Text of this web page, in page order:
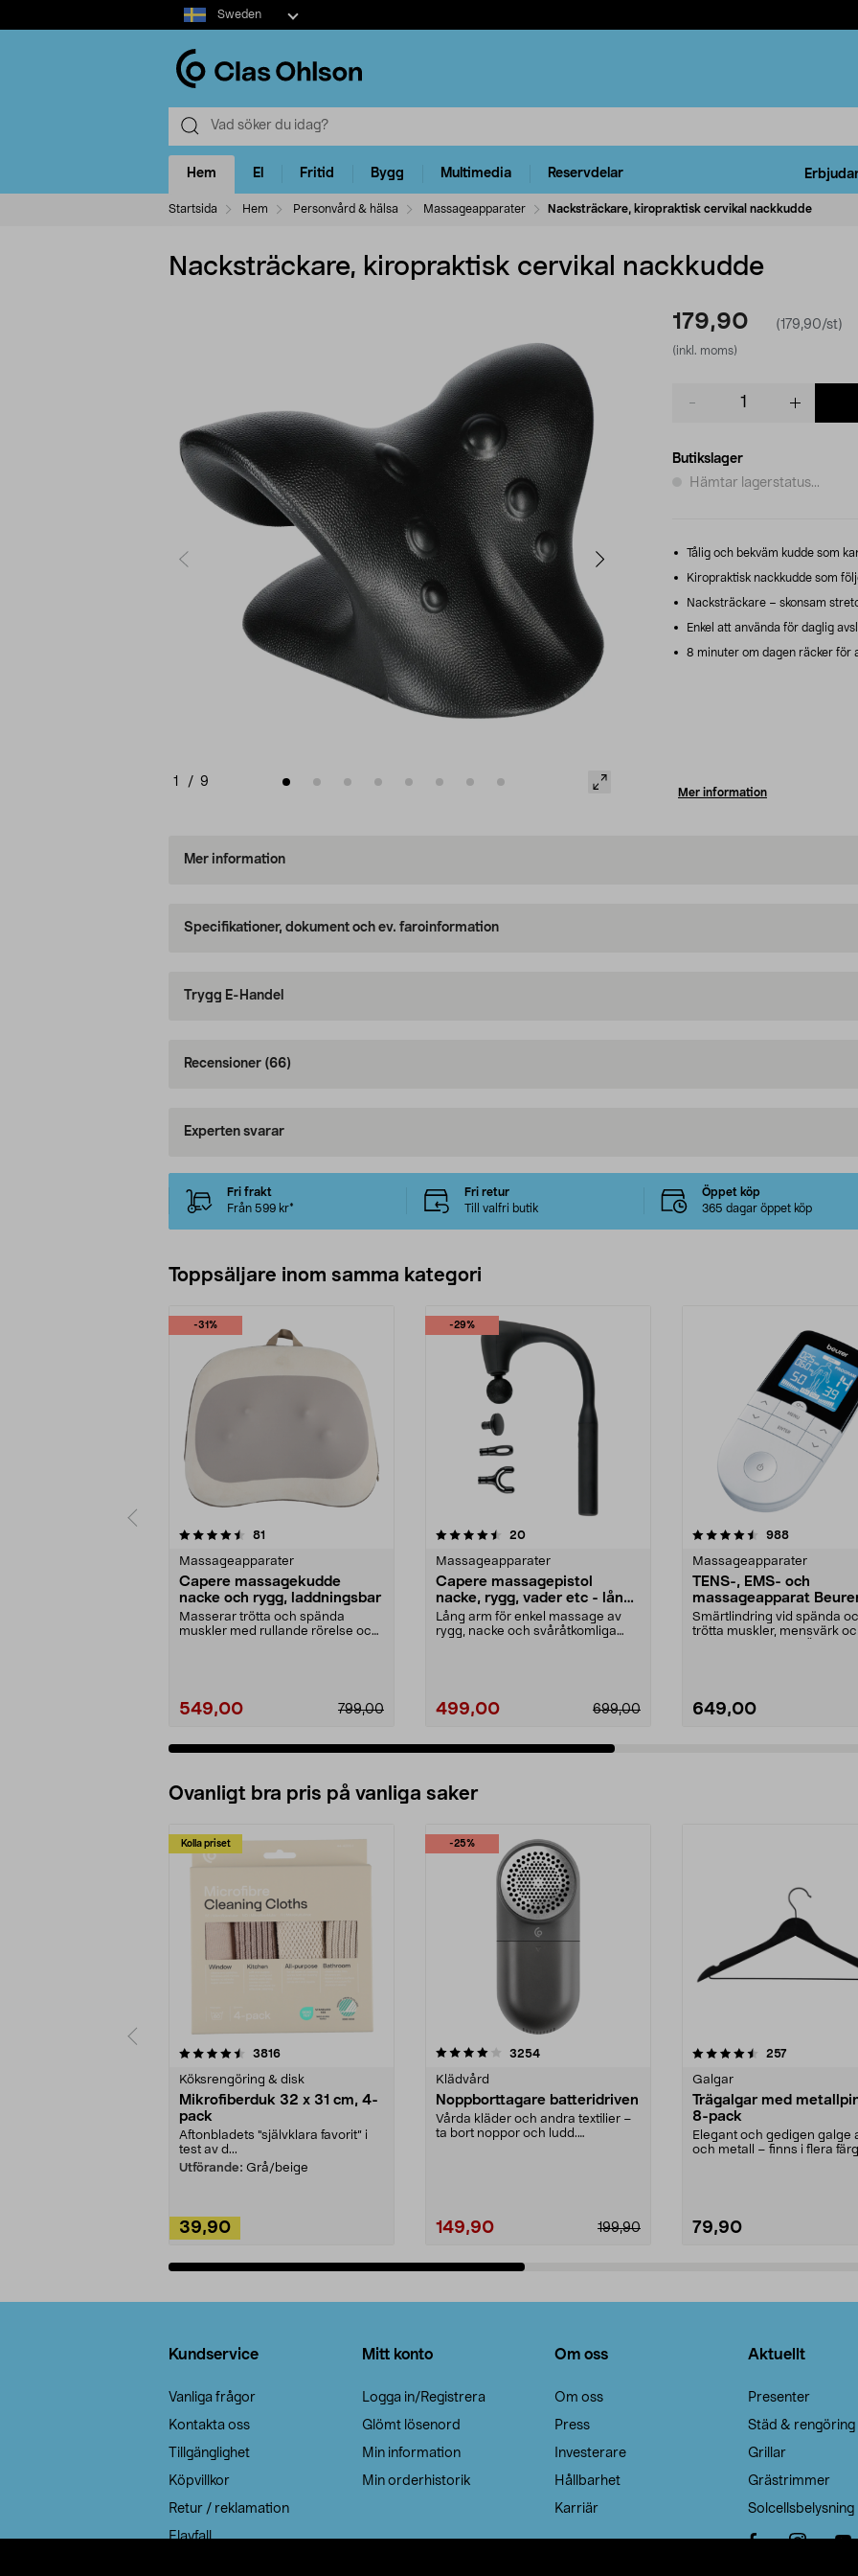
Select
market
Sweden
Hem El Fritid Bygg Multimedia Reservdelar
Startsida Hem Personvård & hälsa Massageapparater Nacksträckare, kiropraktisk cervikal nackkudde
Nacksträckare, kiropraktisk cervikal nackkudde
1 / 9
179,90 (179,90/st)
(inkl. moms)
Butikslager
Hämtar lagerstatus...
Tålig och bekväm kudde som
Kiropraktisk nackkudde som
Nacksträckare – skonsam
Enkel att använda för daglig
8 minuter om dagen räcker för
Mer information
Mer information
Specifikationer, dokument och ev. faroinformation
Trygg E-Handel
Recensioner (66)
Experten svarar
Fri frakt
Från 599 kr*
Fri retur
Till valfri butik
Öppet köp
365 dagar öppet köp
Toppsäljare inom samma kategori
-31%
81
Massageapparater
Capere massagekudde
nacke och rygg, laddningsbar
Masserar trötta och spända
muskler med rullande rörelse och
549,00 799,00
-29%
4.5 av 5 stjärnor 20recensioner
Massageapparater
Capere massagepistol
nacke, rygg, vader etc - lång
arm
Lång arm för enkel massage av
rygg, nacke och svåråtkomliga
499,00 699,00
4.5 av 5 stjärnor 988recensioner
Massageapparater
TENS-, EMS- och
massageapparat
49
Smärtlindring vid spända
trötta muskler, mensvärk
649,00
3.5 av 5 stjärnor
Ovanligt bra pris på vanliga saker
Kolla priset
3816recensioner
Köksrengöring & disk
Mikrofiberduk 32 x 31 cm, 4-
pack
Aftonbladets "självklara favorit” i
test av d...
Utförande: Grå/beige
39,90
-25%
4.0av 5 stjärnor 3254recensioner
Klädvård
Noppborttagare batteridriven
Vårda kläder och andra textilier –
ta bort noppor och ludd.
199,90
149,90
4.5av 5 stjärnor 257recensioner
Galgar
Trägalgar med
8-pack
Elegant och gedigen galge
och metall – finns i flera
79,90
4.0av 5 stjärnor
Kundservice
Vanliga frågor
Kontakta oss
Tillgänglighet
Köpvillkor
Retur / reklamation
Elavfall
Mitt konto
Logga in/Registrera
Glömt lösenord
Min information
Min orderhistorik
Om oss
Om oss
Press
Investerare
Hållbarhet
Karriär
Aktuellt
Presenter
Städ & rengöring
Grillar
Grästrimmer
Solcellsbelysning